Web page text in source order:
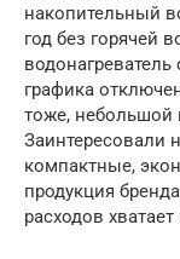
накопительный
год без горячей
водонагреватель
графика
тоже, небольшой
Заинтересовали
компактные,
продукция
расходов